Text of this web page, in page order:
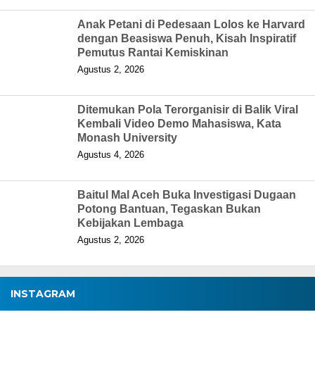
Anak Petani di Pedesaan Lolos ke Harvard
dengan Beasiswa Penuh, Kisah Inspiratif
Pemutus Rantai Kemiskinan
Agustus 2, 2026
Ditemukan Pola Terorganisir di Balik Viral
Kembali Video Demo Mahasiswa, Kata
Monash University
Agustus 4, 2026
Baitul Mal Aceh Buka Investigasi Dugaan
Potong Bantuan, Tegaskan Bukan
Kebijakan Lembaga
Agustus 2, 2026
INSTAGRAM